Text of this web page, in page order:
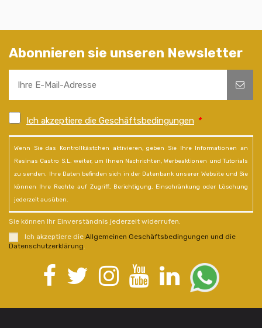
Abonnieren sie unseren Newsletter
Ich akzeptiere die Geschäftsbedingungen *
Wenn Sie das Kontrollkästchen aktivieren, geben Sie Ihre Informationen an
Resinas Castro S.L. weiter, um Ihnen Nachrichten, Werbeaktionen und Tutorials
zu senden. Ihre Daten befinden sich in der Datenbank unserer Website und Sie
können Ihre Rechte auf Zugriff, Berichtigung, Einschränkung oder Löschung
jederzeit ausüben.
Sie können Ihr Einverständnis jederzeit widerrufen.
Ich akzeptiere die Allgemeinen Geschäftsbedingungen und die
Datenschutzerklärung